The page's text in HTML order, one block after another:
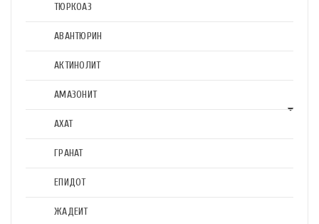
ТЮРКОАЗ
АВАНТЮРИН
АКТИНОЛИТ
АМАЗОНИТ
АХАТ
ГРАНАТ
ЕПИДОТ
ЖАДЕИТ